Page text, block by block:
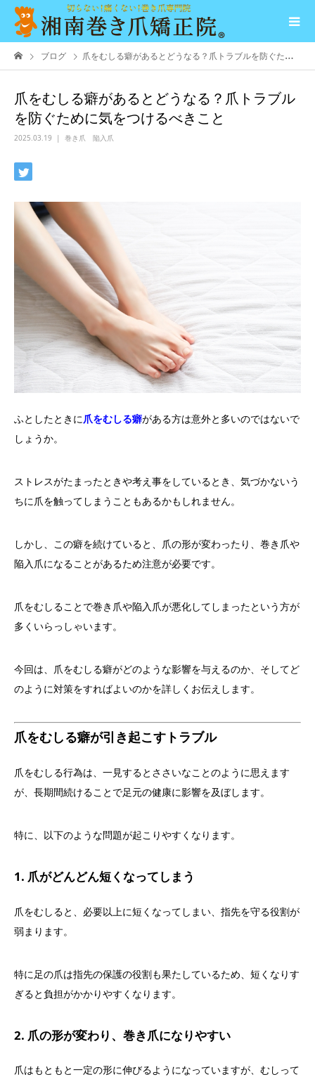
ブログ 爪をむしる癖があるとどうなる？爪トラブルを防ぐために気をつけるべきこと
爪をむしる癖があるとどうなる？爪トラブル
を防ぐために気をつけるべきこと
2025.03.19 巻き爪 陥入爪
ふとしたときに爪をむしる癖がある方は意外と多いのではないで
しょうか。
ストレスがたまったときや考え事をしているとき、気づかないう
ちに爪を触ってしまうこともあるかもしれません。
しかし、この癖を続けていると、爪の形が変わったり、巻き爪や
陥入爪になることがあるため注意が必要です。
爪をむしることで巻き爪や陥入爪が悪化してしまったという方が
多くいらっしゃいます。
今回は、爪をむしる癖がどのような影響を与えるのか、そしてど
のように対策をすればよいのかを詳しくお伝えします。
爪をむしる癖が引き起こすトラブル
爪をむしる行為は、一見するとささいなことのように思えます
が、長期間続けることで足元の健康に影響を及ぼします。
特に、以下のような問題が起こりやすくなります。
1. 爪がどんどん短くなってしまう
爪をむしると、必要以上に短くなってしまい、指先を守る役割が
弱まります。
特に足の爪は指先の保護の役割も果たしているため、短くなりす
ぎると負担がかかりやすくなります。
2. 爪の形が変わり、巻き爪になりやすい
爪はもともと一定の形に伸びるようになっていますが、むしって